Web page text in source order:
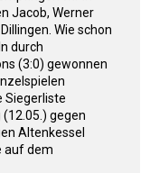
Jacob, Werner
Wie schon
durch
(3:0) gewonnen
Siegerliste
gegen
Altenkessel
auf dem